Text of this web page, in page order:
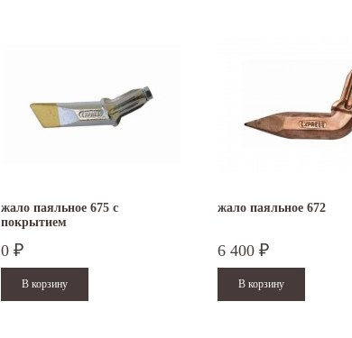
жало паяльное 675 с
покрытием
0 ₽
жало паяльное 672
6 400 ₽